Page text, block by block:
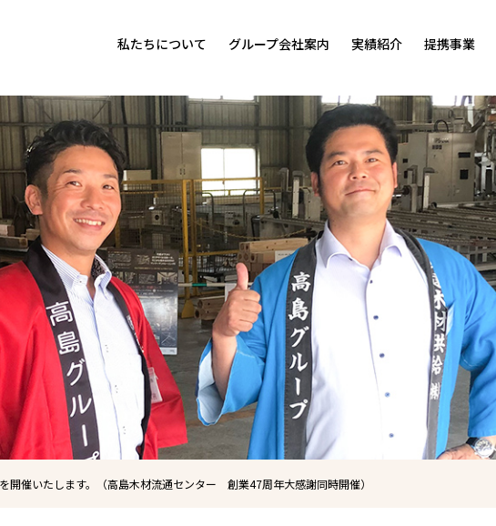
私たちについて グループ会社案内 実績紹介 提携事業
催いたします。（高島木材流通センター 創業47周年大感謝同時開催）